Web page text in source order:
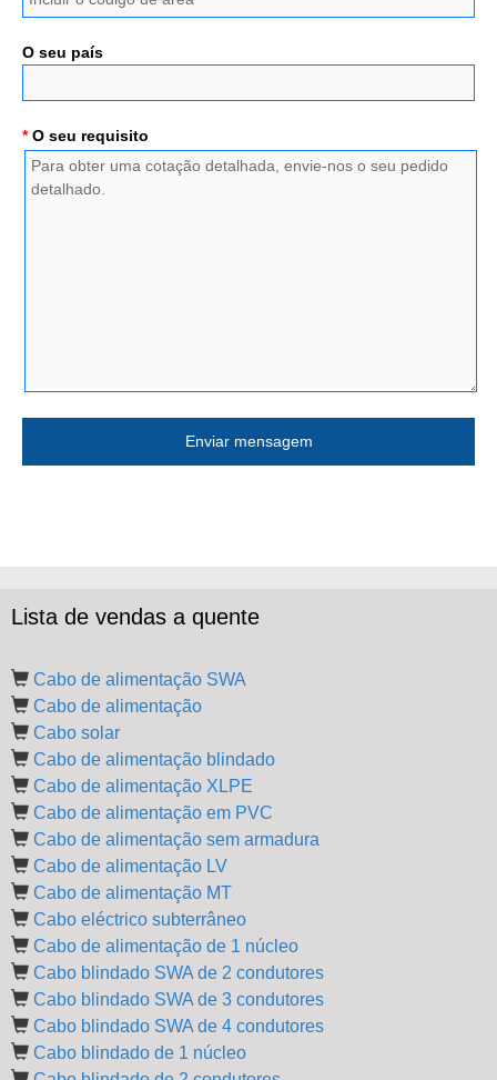
O seu país
*O seu requisito
Lista de vendas a quente
Cabo de alimentação SWA
Cabo de alimentação
Cabo solar
Cabo de alimentação blindado
Cabo de alimentação XLPE
Cabo de alimentação em PVC
Cabo de alimentação sem armadura
Cabo de alimentação LV
Cabo de alimentação MT
Cabo eléctrico subterrâneo
Cabo de alimentação de 1 núcleo
Cabo blindado SWA de 2 condutores
Cabo blindado SWA de 3 condutores
Cabo blindado SWA de 4 condutores
Cabo blindado de 1 núcleo